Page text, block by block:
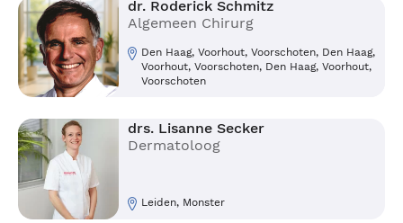
dr. Roderick Schmitz
Algemeen Chirurg
Den Haag, Voorhout, Voorschoten, Den Haag,
Voorhout, Voorschoten, Den Haag, Voorhout,
Voorschoten
drs. Lisanne Secker
Dermatoloog
Leiden, Monster